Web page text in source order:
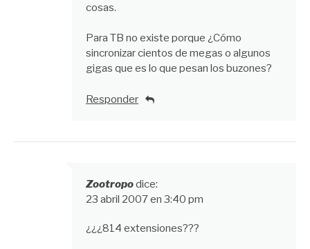
cosas.
Para TB no existe porque ¿Cómo
sincronizar cientos de megas o algunos
gigas que es lo que pesan los buzones?
Responder
Zootropodice:
23 abril 2007 en 3:40 pm
¿¿¿814 extensiones???